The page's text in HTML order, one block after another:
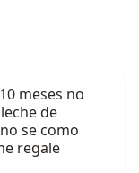
meses no
de
se como
regale